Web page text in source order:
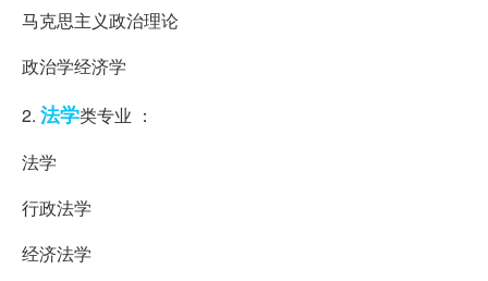
马克思主义政治理论
政治学经济学
2. 法学类专业 ：
法学
行政法学
经济法学